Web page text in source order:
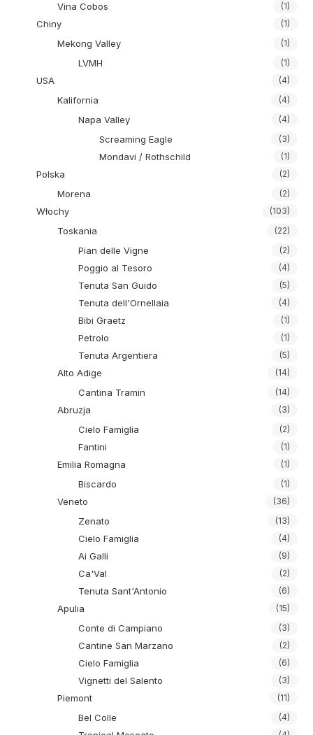
Vina Cobos (1)
Chiny (1)
Mekong Valley (1)
LVMH (1)
USA (4)
Kalifornia (4)
Napa Valley (4)
Screaming Eagle (3)
Mondavi / Rothschild (1)
Polska (2)
Morena (2)
Włochy (103)
Toskania (22)
Pian delle Vigne (2)
Poggio al Tesoro (4)
Tenuta San Guido (5)
Tenuta dell'Ornellaia (4)
Bibi Graetz (1)
Petrolo (1)
Tenuta Argentiera (5)
Alto Adige (14)
Cantina Tramin (14)
Abruzja (3)
Cielo Famiglia (2)
Fantini (1)
Emilia Romagna (1)
Biscardo (1)
Veneto (36)
Zenato (13)
Cielo Famiglia (4)
Ai Galli (9)
Ca'Val (2)
Tenuta Sant'Antonio (6)
Apulia (15)
Conte di Campiano (3)
Cantine San Marzano (2)
Cielo Famiglia (6)
Vignetti del Salento (3)
Piemont (11)
Bel Colle (4)